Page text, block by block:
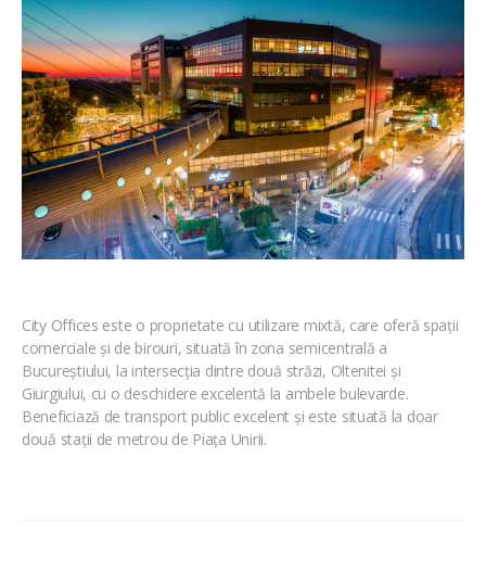
City Offices este o proprietate cu utilizare mixtă, care oferă spații
comerciale și de birouri, situată în zona semicentrală a
Bucureștiului, la intersecția dintre două străzi, Oltenitei și
Giurgiului, cu o deschidere excelentă la ambele bulevarde.
Beneficiază de transport public excelent și este situată la doar
două stații de metrou de Piața Unirii.